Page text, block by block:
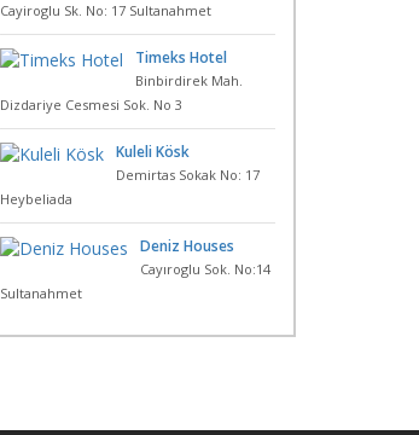
Cayiroglu Sk. No: 17 Sultanahmet
Timeks Hotel
Binbirdirek Mah.
Dizdariye Cesmesi Sok. No 3
Kuleli Kösk
Demirtas Sokak No: 17
Heybeliada
Deniz Houses
Cayıroglu Sok. No:14
Sultanahmet